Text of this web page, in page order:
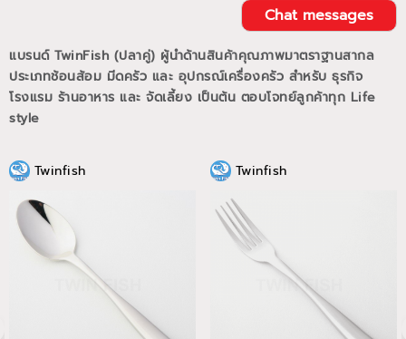
Chat messages
แบรนด์ TwinFish (ปลาคู่) ผู้นำด้านสินค้าคุณภาพมาตราฐานสากล
ประเภทช้อนส้อม มีดครัว และ อุปกรณ์เครื่องครัว สำหรับ ธุรกิจ
โรงแรม ร้านอาหาร และ จัดเลี้ยง เป็นต้น ตอบโจทย์ลูกค้าทุก Life
style
Twinfish Twinfish